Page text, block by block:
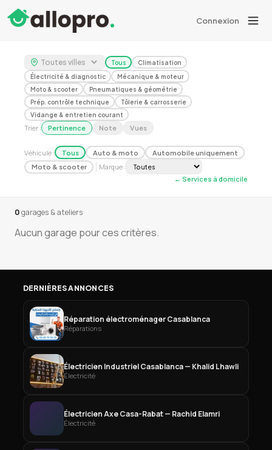
Connexion
Tous
Climatisation
Électricité & diagnostic
Mécanique & moteur
Moto & scooter
Pneumatiques & géométrie
Prép. contrôle technique
Tôlerie & carrosserie
Vidange & entretien courant
Trier : Pertinence Note Vues
Véhicule : Tous Auto & moto
Automobile uniquement
Moto & scooter
Marque :
← Services à domicile
0garages & ateliers
Aucun garage pour ces critères.
DERNIÈRES ANNONCES
Réparation électroménager Casablanca
Réparations
Électricien Industriel Casablanca — Khalid Lhawli
Électricité
Électricien Axe Casa-Rabat — Rachid Elamri
Électricité